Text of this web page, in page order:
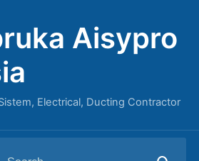
Aisypro
Electrical, Ducting Contractor